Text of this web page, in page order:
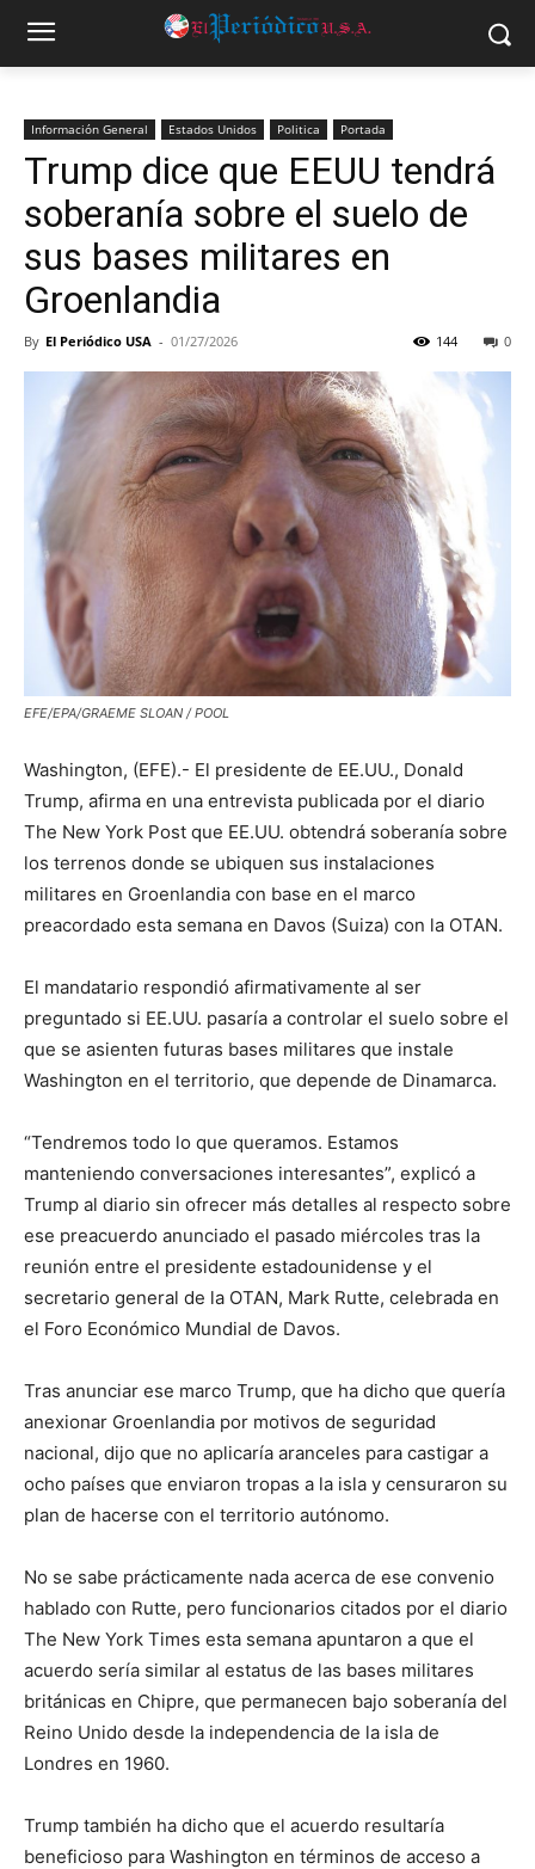
Información General Estados Unidos Politica Portada
Trump dice que EEUU tendrá
soberanía sobre el suelo de
sus bases militares en
Groenlandia
By El Periódico USA - 01/27/2026 0
144
EFE/EPA/GRAEME SLOAN / POOL
Washington, (EFE).- El presidente de EE.UU., Donald
Trump, afirma en una entrevista publicada por el diario
The New York Post que EE.UU. obtendrá soberanía sobre
los terrenos donde se ubiquen sus instalaciones
militares en Groenlandia con base en el marco
preacordado esta semana en Davos (Suiza) con la OTAN.
El mandatario respondió afirmativamente al ser
preguntado si EE.UU. pasaría a controlar el suelo sobre el
que se asienten futuras bases militares que instale
Washington en el territorio, que depende de Dinamarca.
“Tendremos todo lo que queramos. Estamos
manteniendo conversaciones interesantes”, explicó a
Trump al diario sin ofrecer más detalles al respecto sobre
ese preacuerdo anunciado el pasado miércoles tras la
reunión entre el presidente estadounidense y el
secretario general de la OTAN, Mark Rutte, celebrada en
el Foro Económico Mundial de Davos.
Tras anunciar ese marco Trump, que ha dicho que quería
anexionar Groenlandia por motivos de seguridad
nacional, dijo que no aplicaría aranceles para castigar a
ocho países que enviaron tropas a la isla y censuraron su
plan de hacerse con el territorio autónomo.
No se sabe prácticamente nada acerca de ese convenio
hablado con Rutte, pero funcionarios citados por el diario
The New York Times esta semana apuntaron a que el
acuerdo sería similar al estatus de las bases militares
británicas en Chipre, que permanecen bajo soberanía del
Reino Unido desde la independencia de la isla de
Londres en 1960.
Trump también ha dicho que el acuerdo resultaría
beneficioso para Washington en términos de acceso a